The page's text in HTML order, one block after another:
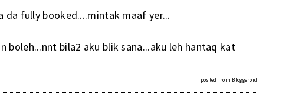
fully booked....mintak maaf yer...
boleh...nnt bila2 aku blik sana...aku leh hantaq kat
posted from Bloggeroid